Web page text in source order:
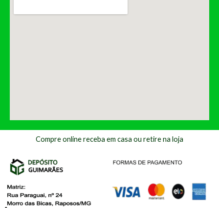
Compre online receba em casa ou retire na loja